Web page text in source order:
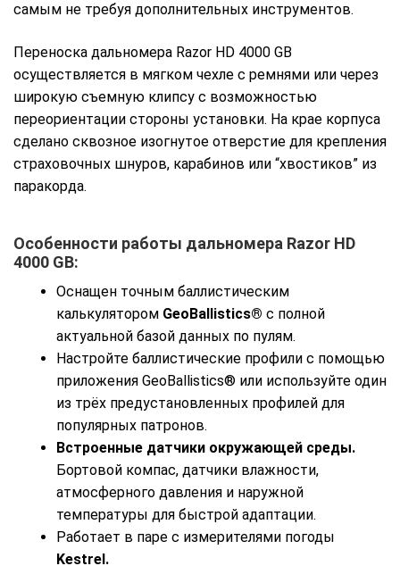
самым не требуя дополнительных инструментов.
Переноска дальномера Razor HD 4000 GB
осуществляется в мягком чехле с ремнями или через
широкую съемную клипсу с возможностью
переориентации стороны установки. На крае корпуса
сделано сквозное изогнутое отверстие для крепления
страховочных шнуров, карабинов или “хвостиков” из
паракорда.
Особенности работы дальномера Razor HD
4000 GB:
Оснащен точным баллистическим
калькулятором GeoBallistics® с полной
актуальной базой данных по пулям.
Настройте баллистические профили с помощью
приложения GeoBallistics® или используйте один
из трёх предустановленных профилей для
популярных патронов.
Встроенные датчики окружающей среды.
Бортовой компас, датчики влажности,
атмосферного давления и наружной
температуры для быстрой адаптации.
Работает в паре с измерителями погоды
Kestrel.